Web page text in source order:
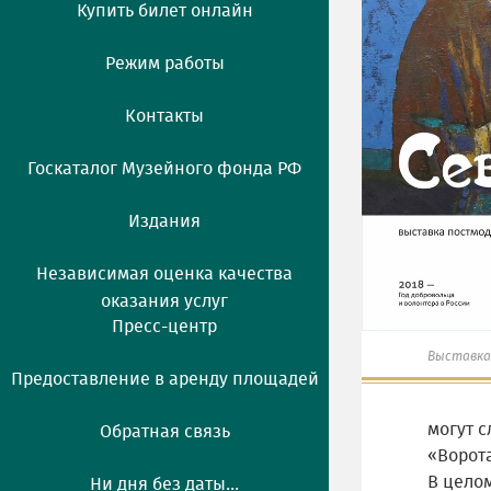
Купить билет онлайн
Режим работы
Контакты
Госкаталог Музейного фонда РФ
Издания
Независимая оценка качества
оказания услуг
Пресс-центр
Предоставление в аренду площадей
Обратная связь
Ни дня без даты...
могут
В